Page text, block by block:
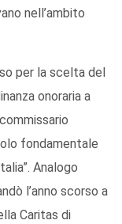
nell’ambito
per la scelta del
onoraria a
fondamentale
Analogo
l’anno scorso a
Caritas di